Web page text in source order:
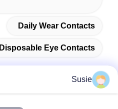
Daily Wear Contacts
Disposable Eye Contacts
Susie